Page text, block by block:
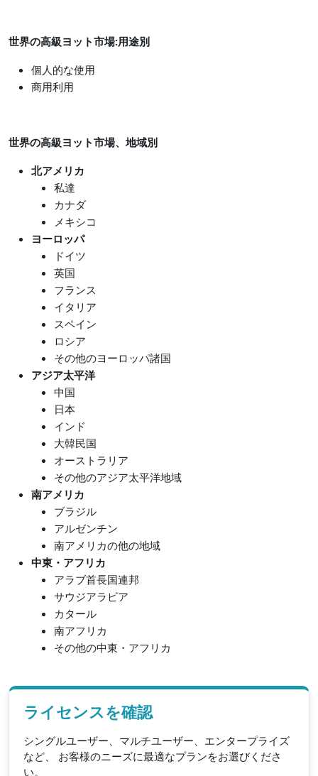
世界の高級ヨット市場:用途別
個人的な使用
商用利用
世界の高級ヨット市場、地域別
北アメリカ
私達
カナダ
メキシコ
ヨーロッパ
ドイツ
英国
フランス
イタリア
スペイン
ロシア
その他のヨーロッパ諸国
アジア太平洋
中国
日本
インド
大韓民国
オーストラリア
その他のアジア太平洋地域
南アメリカ
ブラジル
アルゼンチン
南アメリカの他の地域
中東・アフリカ
アラブ首長国連邦
サウジアラビア
カタール
南アフリカ
その他の中東・アフリカ
ライセンスを確認
シングルユーザー、マルチユーザー、エンタープライズ
など、 お客様のニーズに最適なプランをお選びくださ
い。